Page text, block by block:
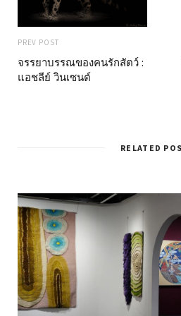
PREV POST
จรรยาบรรณของคนรักสัตว์ :
แอชลีย์ วินเซนต์
RELATED